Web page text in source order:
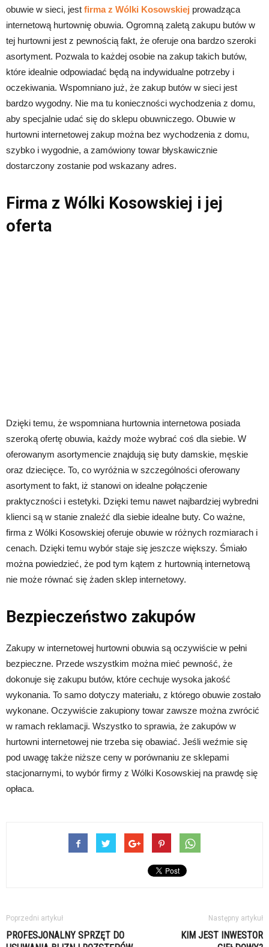
obuwie w sieci, jest firma z Wólki Kosowskiej prowadząca
internetową hurtownię obuwia. Ogromną zaletą zakupu butów w
tej hurtowni jest z pewnością fakt, że oferuje ona bardzo szeroki
asortyment. Pozwala to każdej osobie na zakup takich butów,
które idealnie odpowiadać będą na indywidualne potrzeby i
oczekiwania. Wspomniano już, że zakup butów w sieci jest
bardzo wygodny. Nie ma tu konieczności wychodzenia z domu,
aby specjalnie udać się do sklepu obuwniczego. Obuwie w
hurtowni internetowej zakup można bez wychodzenia z domu,
szybko i wygodnie, a zamówiony towar błyskawicznie
dostarczony zostanie pod wskazany adres.
Firma z Wólki Kosowskiej i jej
oferta
Dzięki temu, że wspomniana hurtownia internetowa posiada
szeroką ofertę obuwia, każdy może wybrać coś dla siebie. W
oferowanym asortymencie znajdują się buty damskie, męskie
oraz dziecięce. To, co wyróżnia w szczególności oferowany
asortyment to fakt, iż stanowi on idealne połączenie
praktyczności i estetyki. Dzięki temu nawet najbardziej wybredni
klienci są w stanie znaleźć dla siebie idealne buty. Co ważne,
firma z Wólki Kosowskiej oferuje obuwie w różnych rozmiarach i
cenach. Dzięki temu wybór staje się jeszcze większy. Śmiało
można powiedzieć, że pod tym kątem z hurtownią internetową
nie może równać się żaden sklep internetowy.
Bezpieczeństwo zakupów
Zakupy w internetowej hurtowni obuwia są oczywiście w pełni
bezpieczne. Przede wszystkim można mieć pewność, że
dokonuje się zakupu butów, które cechuje wysoka jakość
wykonania. To samo dotyczy materiału, z którego obuwie zostało
wykonane. Oczywiście zakupiony towar zawsze można zwrócić
w ramach reklamacji. Wszystko to sprawia, że zakupów w
hurtowni internetowej nie trzeba się obawiać. Jeśli weźmie się
pod uwagę także niższe ceny w porównaniu ze sklepami
stacjonarnymi, to wybór firmy z Wólki Kosowskiej na prawdę się
opłaca.
Poprzedni artykuł
PROFESJONALNY SPRZĘT DO
Następny artykuł
KIM JEST INWESTOR